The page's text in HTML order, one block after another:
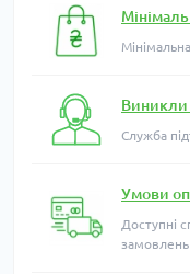
Виникли
Служба
Умови
Доступні
замовлень